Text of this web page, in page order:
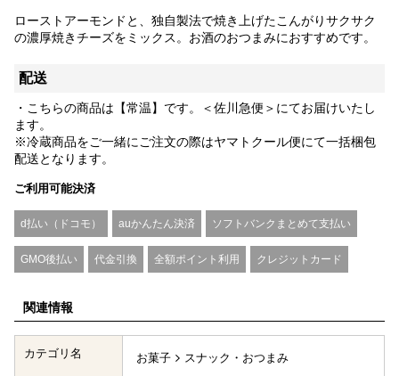
ローストアーモンドと、独自製法で焼き上げたこんがりサクサク
の濃厚焼きチーズをミックス。お酒のおつまみにおすすめです。
配送
・こちらの商品は【常温】です。＜佐川急便＞にてお届けいたし
ます。
※冷蔵商品をご一緒にご注文の際はヤマトクール便にて一括梱包
配送となります。
ご利用可能決済
d払い（ドコモ） auかんたん決済 ソフトバンクまとめて支払い
GMO後払い 代金引換 全額ポイント利用 クレジットカード
関連情報
カテゴリ名 お菓子
スナック・おつまみ